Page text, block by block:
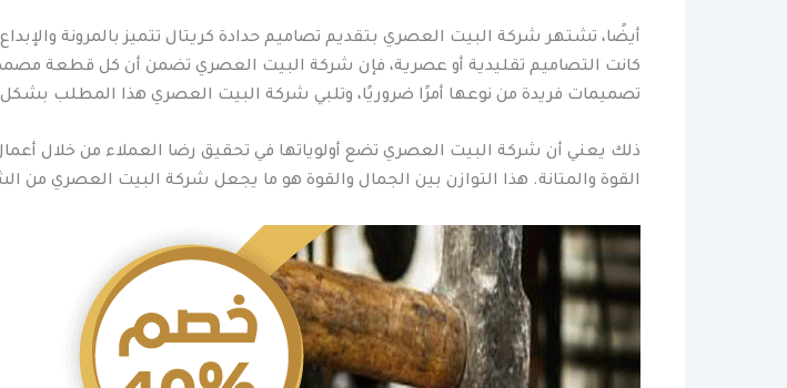
أيضًا، تشتهر شركة البيت العصري بتقديم تصاميم حدادة كريتال تتميز بالمرونة
كانت التصاميم تقليدية أو عصرية، فإن شركة البيت العصري تضمن أن كل قطعة
تصميمات فريدة من نوعها أمرًا ضروريًا، وتلبي شركة البيت العصري هذا المطلب بشكل
ذلك يعني أن شركة البيت العصري تضع أولوياتها في تحقيق رضا العملاء من خلال
القوة والمتانة. هذا التوازن بين الجمال والقوة هو ما يجعل شركة البيت العصري من